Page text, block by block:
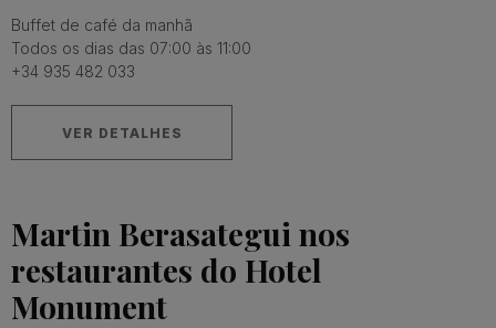
Buffet de café da manhã
Todos os dias das 07:00 às 11:00
+34 935 482 033
VER DETALHES
Martin Berasategui nos
restaurantes do Hotel
Monument